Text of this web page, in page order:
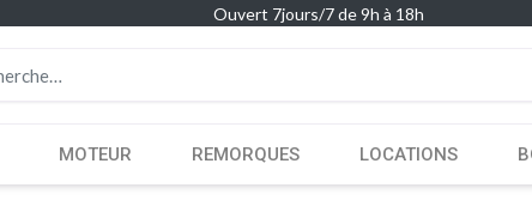
Ouvert 7jours/7 de 9h à 18h
MOTEUR REMORQUES LOCATIONS